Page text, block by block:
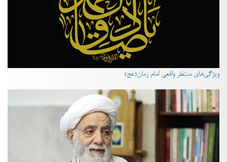
ویژگی‌های منتظر واقعی امام زمان(عج)